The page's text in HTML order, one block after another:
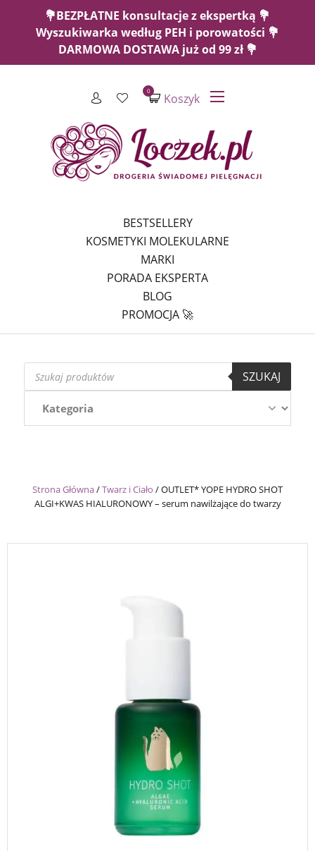
💐BEZPŁATNE konsultacje z ekspertką 💐
Wyszukiwarka według PEH i porowatości 💐
DARMOWA DOSTAWA już od 99 zł 💐
Koszyk
0
BESTSELLERY
KOSMETYKI MOLEKULARNE
MARKI
PORADA EKSPERTA
BLOG
PROMOCJA 🚀
Wyszukiwarka
produktów
SZUKAJ
Strona Główna/Twarz i Ciało /OUTLET* YOPE HYDRO SHOT
ALGI+KWAS HIALURONOWY – serum nawilżające do twarzy